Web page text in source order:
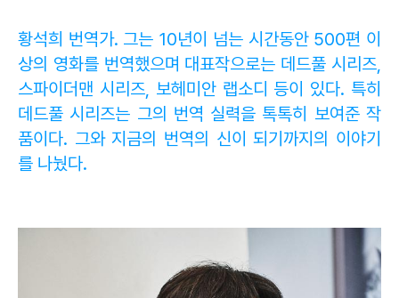
기
황석희 번역가. 그는 10년이 넘는 시간동안 500편 이
상의 영화를 번역했으며 대표작으로는 데드풀 시리즈,
스파이더맨 시리즈, 보헤미안 랩소디 등이 있다. 특히
데드풀 시리즈는 그의 번역 실력을 톡톡히 보여준 작
품이다. 그와 지금의 번역의 신이 되기까지의 이야기
를 나눴다.